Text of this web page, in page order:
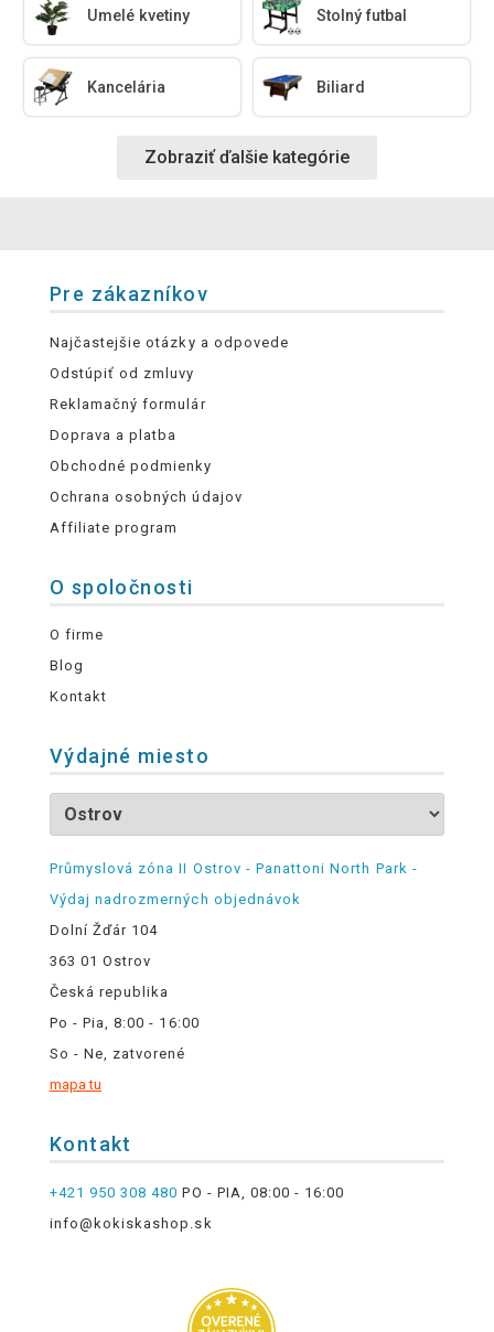
Umelé kvetiny Stolný futbal
Kancelária Biliard
Zobraziť ďalšie kategórie
Pre zákazníkov
Najčastejšie otázky a odpovede
Odstúpiť od zmluvy
Reklamačný formulár
Doprava a platba
Obchodné podmienky
Ochrana osobných údajov
Affiliate program
O spoločnosti
O firme
Blog
Kontakt
Výdajné miesto
Průmyslová zóna II Ostrov - Panattoni North Park -
Výdaj nadrozmerných objednávok
Dolní Žďár 104
363 01 Ostrov
Česká republika
Po - Pia, 8:00 - 16:00
So - Ne, zatvorené
mapa tu
Kontakt
+421 950 308 480 PO - PIA, 08:00 - 16:00
info@kokiskashop.sk